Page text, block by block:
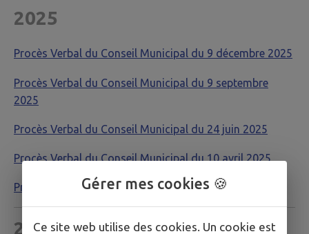
2025
Procès Verbal du Conseil Municipal du 9 décembre 2025
Procès Verbal du Conseil Municipal du 9 septembre
2025
Procès Verbal du Conseil Municipal du 24 juin 2025
Procès Verbal du Conseil Municipal du 10 avril 2025
Procès Verbal du Conseil Municipal du 28 janvier 2025
2024
Gérer mes cookies 🍪
Ce site web utilise des cookies. Un cookie est